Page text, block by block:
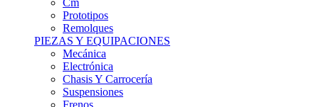
Remolques
PIEZAS Y EQUIPACIONES
Mecánica
Electrónica
Chasis Y Carrocería
Suspensiones
Frenos
Llantas